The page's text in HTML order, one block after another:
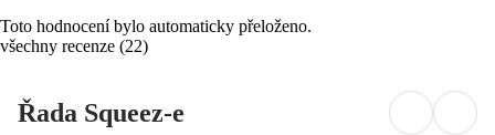
Toto hodnocení bylo automaticky přeloženo.
všechny recenze (22)
Řada Squeez-e